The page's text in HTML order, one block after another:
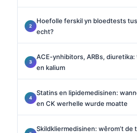
Hoefolle ferskil yn bloedtests
echt?
ACE-ynhibitors, ARBs,
en kalium
Statins en lipidemedisinen:
en CK werhelle wurde moatte
Skildkliermedisinen: wêrom’t de